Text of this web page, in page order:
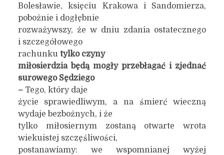
Bolesławie, księciu Krakowa i Sandomierza,
pobożnie i dogłębnie
rozważywszy, że w dniu zdania ostatecznego
i szczegółowego
rachunku tylko czyny
miłosierdzia będą mogły przebłagać i zjednać
surowego Sędziego
–Tego, który daje
życie sprawiedliwym, a na śmierć wieczną
wydaje bezbożnych, i że
tylko miłosiernym zostaną otwarte wrota
wiekuistej szczęśliwości,
postanawiamy: we wspomnianej wyżej